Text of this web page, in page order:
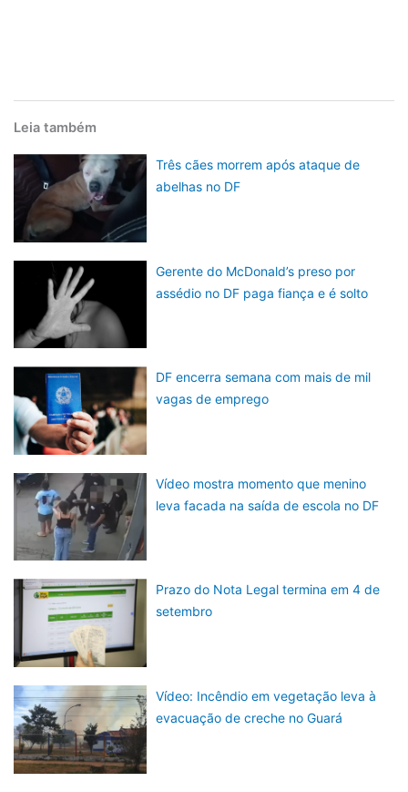
Leia também
Três cães morrem após ataque de
abelhas no DF
Gerente do McDonald’s preso por
assédio no DF paga fiança e é solto
DF encerra semana com mais de mil
vagas de emprego
Vídeo mostra momento que menino
leva facada na saída de escola no DF
Prazo do Nota Legal termina em 4 de
setembro
Vídeo: Incêndio em vegetação leva à
evacuação de creche no Guará